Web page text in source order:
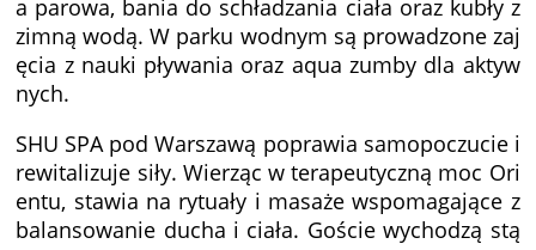
a parowa, bania do schładzania ciała oraz kubły z
zimną wodą. W parku wodnym są prowadzone zaj
ęcia z nauki pływania oraz aqua zumby dla aktyw
nych.
SHU SPA pod Warszawą poprawia samopoczucie i
rewitalizuje siły. Wierząc w terapeutyczną moc Ori
entu, stawia na rytuały i masaże wspomagające z
balansowanie ducha i ciała. Goście wychodzą stą